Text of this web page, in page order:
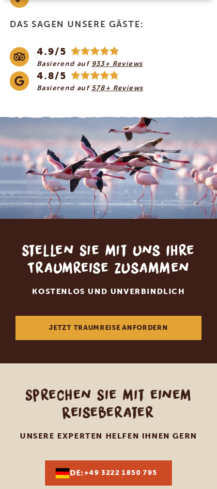
DAS SAGEN UNSERE GÄSTE:
4.9/5
Basierend auf 933+ Reviews
4.8/5
Basierend auf 578+ Reviews
Stellen Sie mit uns Ihre
Traumreise zusammen
KOSTENLOS UND UNVERBINDLICH
JETZT TRAUMREISE ANFORDERN
Sprechen Sie mit einem
Reiseberater
UNSERE EXPERTEN HELFEN IHNEN GERN
DE:+49 3222 1850 795